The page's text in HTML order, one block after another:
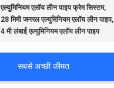
एल्युमिनियम एलॉय लीन पाइप फ्रेम सिस्टम,
28 मिमी जनरल एल्युमिनियम एलॉय लीन पाइप,
4 मी लंबाई एल्युमिनियम एलॉय लीन पाइप
सबसे अच्छी कीमत